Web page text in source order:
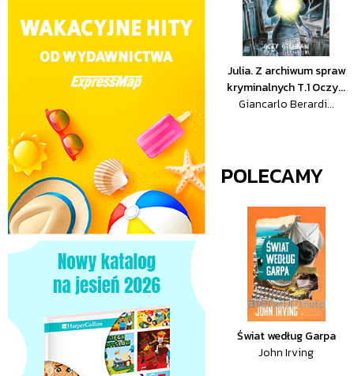
Julia. Z archiwum spraw
kryminalnych T.1 Oczy...
Giancarlo Berardi...
POLECAMY
Świat według Garpa
John Irving